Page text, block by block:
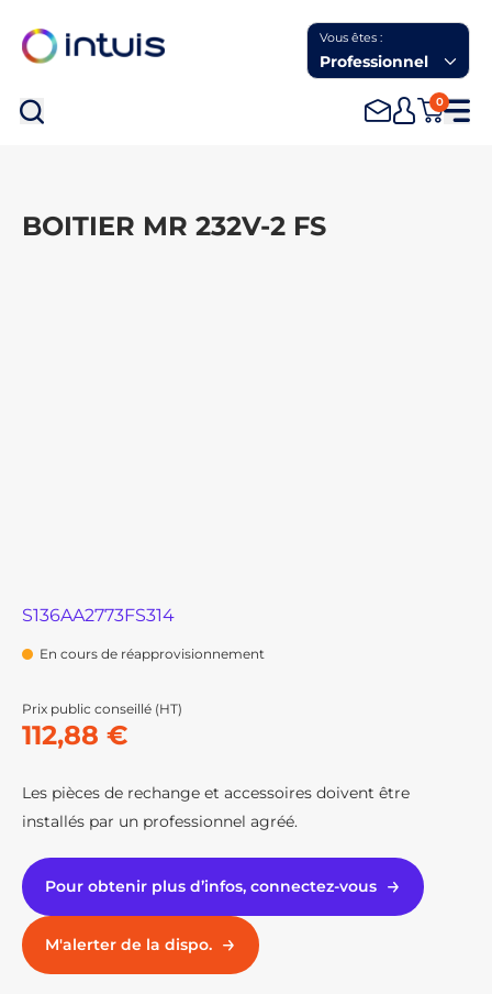
Vous êtes :
Professionnel
0
BOITIER MR 232V-2 FS
S136AA2773FS314
En cours de réapprovisionnement
Prix public conseillé (HT)
112,88 €
Les pièces de rechange et accessoires doivent être
installés par un professionnel agréé.
Pour obtenir plus d’infos, connectez-vous
M'alerter de la dispo.